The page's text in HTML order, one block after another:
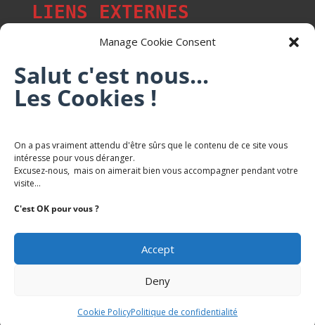
Manage Cookie Consent
Salut c'est nous...
Les Cookies !
On a pas vraiment attendu d'être sûrs que le contenu de ce site vous
intéresse pour vous déranger.
Excusez-nous, mais on aimerait bien vous accompagner pendant votre
visite...
C'est OK pour vous ?
Accept
Deny
Cookie PolicyPolitique de confidentialité
LIENS EXTERNES
Les p'tits citoyens de Mont-Saint-Martin
Trail Saintmartinois Daniel FEITE
Karaté Mont Saint Martin
Confidentialite